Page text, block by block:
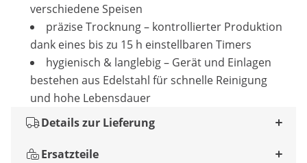
verschiedene Speisen
präzise Trocknung – kontrollierter Produktion
dank eines bis zu 15 h einstellbaren Timers
hygienisch & langlebig – Gerät und Einlagen
bestehen aus Edelstahl für schnelle Reinigung
und hohe Lebensdauer
Details zur Lieferung
Ersatzteile